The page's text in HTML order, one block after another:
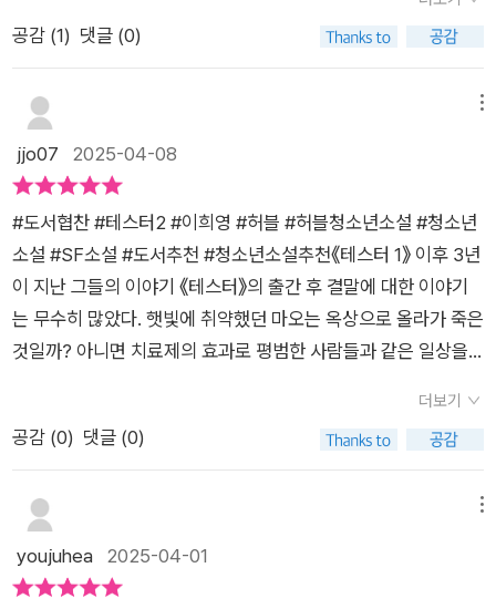
아 더더욱 애가 타는 감상으로 책을 덮었다. 그렇기에 『테스터 2』
의 출간은 너무나도 반가운 소식이 아닐 수 없었다. 독자들의 마
있을지… 너무도 궁금했다. 그리고, 음… 『테스터 2』는 그 ‘마오’가
다고, 애써 부정하며 ‘설마 아닐거야’라고 생각했다. 그럼에도 마
맞… 새롭게 등장하는 ‘류온’이라는 인물과, ‘마오’로 인해 새 삶을
얻게 된 ‘하라’의 시점이 교차되는 것이 나를 너무도 힘들게 했다.
하지만 혹시나… 사실은 마오가 살아있을 수도 있을 거라는 실낱
같은 희망의 가능성을 힘겹게 부여잡고 계속 읽어나갔다. 그래서
결론부터 말하자면, 스포일러가 될 수도 있지만 중도하차 해버릴
독자들을 위해 이것 하나만 먼저 밝히자면, 마오는 살아있다!!!​​이
이상 내용을 소개하면 스포일러가 심해질 수 있기에 줄거리 소개
띠고 있었다면, 이번에 읽은 2편의 결말은 애틋하고 뭉클한 ‘감
동’적인 느낌을 준다는 것만은 말하련다. 1편을 읽으며 독자들의
머릿속에 남을 의문은 2편에서 깔끔하게 회수된다. 그래서 1편을
재밌게 읽었다면 꼭 2편을 읽어보라고 말하고 싶다. (『테스터』 1
공감 (1) 댓글 (0)
jjo07 2025-04-08
#도서협찬 #테스터2 #이희영 #허블 #허블청소년소설 #청소년
소설 #SF소설 #도서추천 #청소년소설추천《테스터 1》 이후 3년
이 지난 그들의 이야기 《테스터》의 출간 후 결말에 대한 이야기
는 무수히 많았다. 햇빛에 취약했던 마오는 옥상으로 올라가 죽은
것일까? 아니면 치료제의 효과로 평범한 사람들과 같은 일상을
죽지 않고 살아있기를 바랐다. 그렇게 시간은 흘러 《테스터 2》가
출간되었다는 소식에 마오와 하라가 궁금해졌다. 《테스터 2》는
하라가 다녀간 이후 자신이 미처 알지 못했던 진실과 마주한 마오
하라는 마오의 죽음으로 자신이 완치되었다는 죄책감, 그리고 자
더보기
공감 (0) 댓글 (0)
youjuhea 2025-04-01